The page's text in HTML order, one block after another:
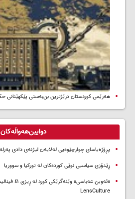
هەرێمی کوردستان درێژترین بن‌بەستی پێکهێنانی
دوایین‌هەواڵەکان
پڕۆژەیاسای چوارچێوەیی لەلایەن لیژنەی دادی
ڕێدۆزی سیاسیی نوێی کوردەکان لە تورکیا و سووریا
«ئەوین
LensCulture